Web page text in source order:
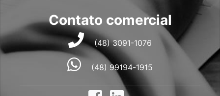
Contato comercial
(48) 3091-1076
(48) 99194-1915